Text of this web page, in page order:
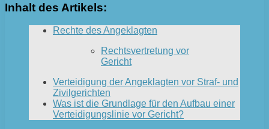
Inhalt des Artikels:
Rechte des Angeklagten
Rechtsvertretung vor
Gericht
Verteidigung der Angeklagten vor Straf- und
Zivilgerichten
Was ist die Grundlage für den Aufbau einer
Verteidigungslinie vor Gericht?